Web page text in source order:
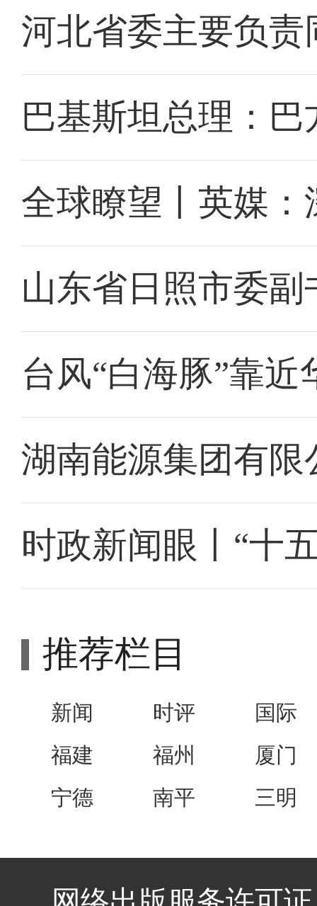
河北省委主要负
巴基斯坦总理：
全球瞭望丨英媒
山东省日照市委
台风“白海豚”靠近
湖南能源集团有
时政新闻眼丨“十
推荐栏目
新闻 时评
国际
福建
福州
厦门
宁德
南平 三明